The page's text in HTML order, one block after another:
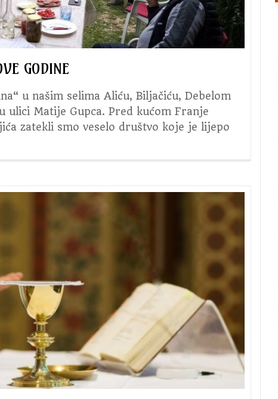
GODINE
u našim selima Aliću, Biljačiću, Debelom
ulici Matije Gupca. Pred kućom Franje
zatekli smo veselo društvo koje je lijepo